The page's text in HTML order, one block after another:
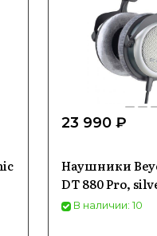
23 990 ₽
Наушники
DT 880 Pro,
В наличии: 10